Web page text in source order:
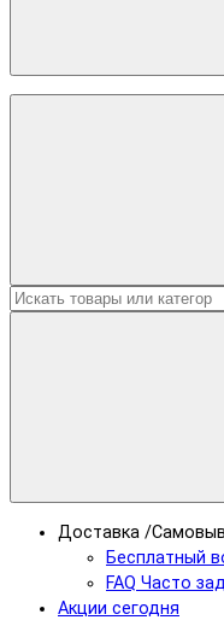
Доставка /
Бесплатный
FAQ Часто
Акции сегодня